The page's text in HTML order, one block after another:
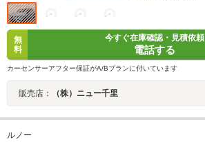
無
料
今すぐ在庫確認・見積依頼
電話する
カーセンサーアフター保証がA/Bプランに付いています
販売店： （株）ニュー千里
ルノー